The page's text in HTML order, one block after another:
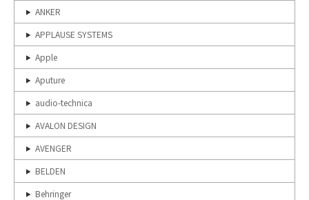
ANKER
APPLAUSE SYSTEMS
Apple
Aputure
audio-technica
AVALON DESIGN
AVENGER
BELDEN
Behringer